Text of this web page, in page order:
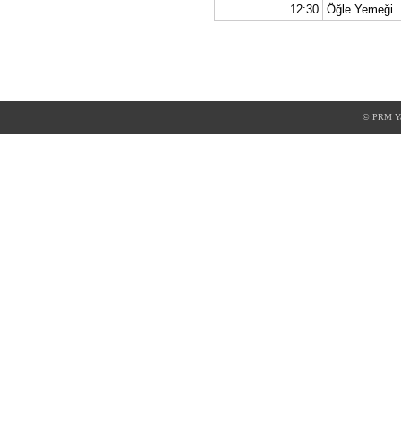
12:30 Öğle Yemeği
© PRM